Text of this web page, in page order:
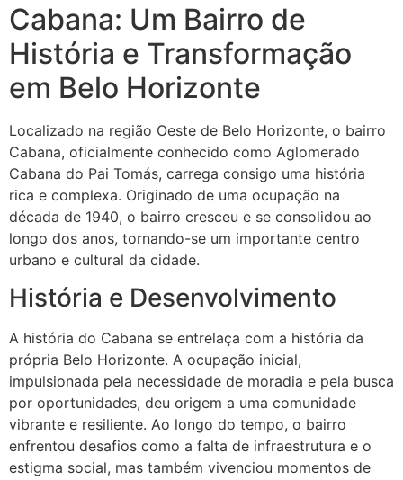
Cabana: Um Bairro de
História e Transformação
em Belo Horizonte
Localizado na região Oeste de Belo Horizonte, o bairro
Cabana, oficialmente conhecido como Aglomerado
Cabana do Pai Tomás, carrega consigo uma história
rica e complexa. Originado de uma ocupação na
década de 1940, o bairro cresceu e se consolidou ao
longo dos anos, tornando-se um importante centro
urbano e cultural da cidade.
História e Desenvolvimento
A história do Cabana se entrelaça com a história da
própria Belo Horizonte. A ocupação inicial,
impulsionada pela necessidade de moradia e pela busca
por oportunidades, deu origem a uma comunidade
vibrante e resiliente. Ao longo do tempo, o bairro
enfrentou desafios como a falta de infraestrutura e o
estigma social, mas também vivenciou momentos de